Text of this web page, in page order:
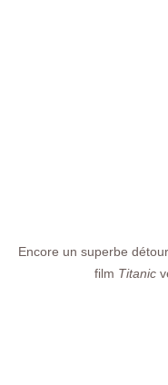
Encore un superbe
film Titanic